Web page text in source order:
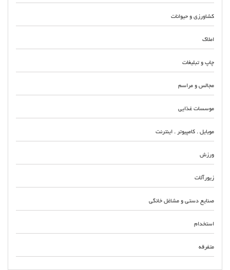
کشاورزی و حیوانات
املاک
چاپ و تبلیغات
مجالس و مراسم
موسسات غذایی
موبایل . کامپیوتر . اینترنت
ورزش
زیورآلات
صنایع دستی و مشاغل خانگی
استخدام
متفرقه